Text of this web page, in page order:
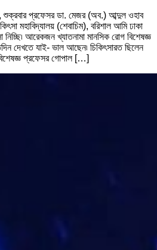
শুক্রবার প্রফেসর ডা. মেজর (অব.) আব্দুল ওহাব
মহাবিদ্যালয় (শেবাচিম), বরিশাল আমি ঢাকা
নিচ্ছি৷ আরেকজন খ্যাতনামা মানসিক রোগ বিশেষজ্ঞ
দেখতে যাই- ভাল আছেন৷ চিকিৎসারত ছিলেন
প্রফেসর গোপাল […]